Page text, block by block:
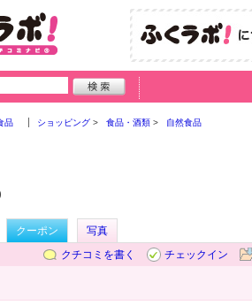
品 ショッピング 食品・酒類 自然食品
クーポン
写真
クチコミを書く
チェックイン